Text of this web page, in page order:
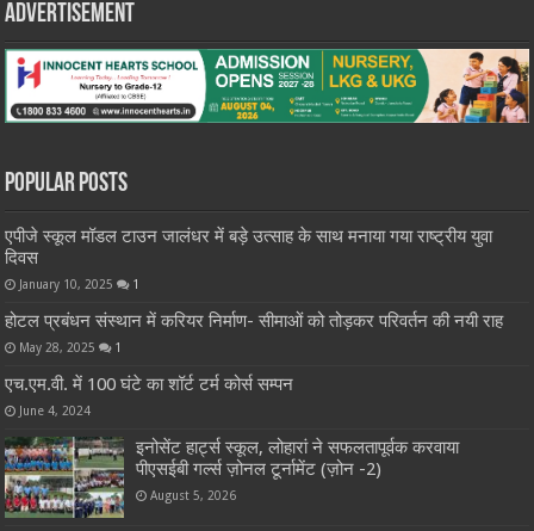
Advertisement
Popular Posts
एपीजे स्कूल मॉडल टाउन जालंधर में बड़े उत्साह के साथ मनाया गया राष्ट्रीय युवा
दिवस
January 10, 2025 1
होटल प्रबंधन संस्थान में करियर निर्माण- सीमाओं को तोड़कर परिवर्तन की नयी राह
May 28, 2025 1
एच.एम.वी. में 100 घंटे का शॉर्ट टर्म कोर्स सम्पन
June 4, 2024
इनोसेंट हार्ट्स स्कूल, लोहारां ने सफलतापूर्वक करवाया
पीएसईबी गर्ल्स ज़ोनल टूर्नामेंट (ज़ोन -2)
August 5, 2026